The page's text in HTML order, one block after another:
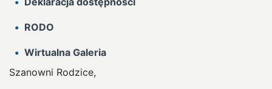
RODO
Wirtualna Galeria
Szanowni Rodzice,